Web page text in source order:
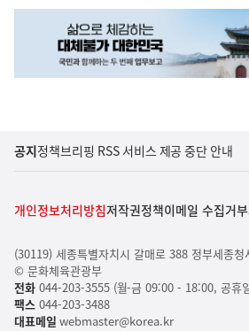
공지정책브리핑 RSS 서비스 제공 중단 안내
개인정보처리방침저작권정책이메일 수집거부
(30119) 세종특별자치시 갈매로 388 정부세종청
© 문화체육관광부
전화044-203-3555 (월-금 09:00 - 18:00, 공휴
팩스044-203-3488
대표메일 webmaster@korea.kr